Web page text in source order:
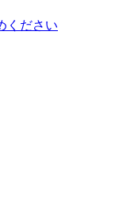
ください